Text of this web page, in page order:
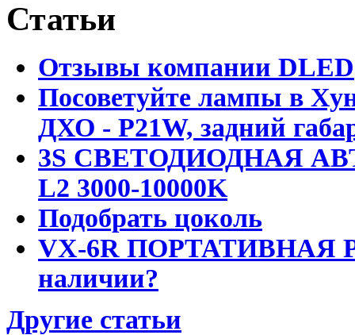
Статьи
Отзывы компании DLED
Посоветуйте лампы в
ДХО - P21W, задний
3S СВЕТОДИОДНАЯ
L2 3000-10000K
Подобрать цоколь
VX-6R ПОРТАТИВНАЯ
наличии?
Другие статьи